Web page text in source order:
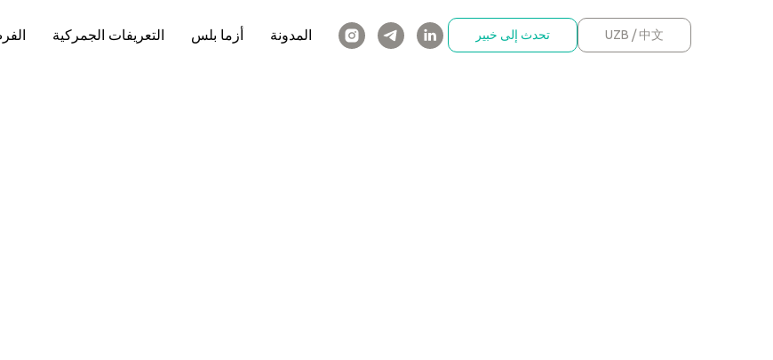
التعريفات الجمركية أزما بلس المدونة تحدث إلى خبير UZB / 中文